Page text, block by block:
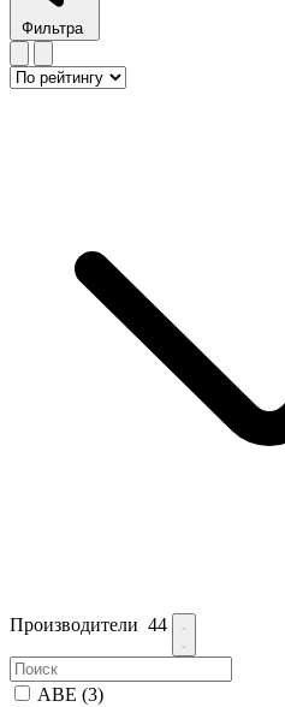
Фильтра
Производители 44
ABE (3)